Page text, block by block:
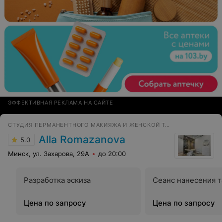
ЭФФЕКТИВНАЯ РЕКЛАМА НА САЙТЕ
СТУДИЯ ПЕРМАНЕНТНОГО МАКИЯЖА И ЖЕНСКОЙ ТАТУИРОВКИ
5.0 Alla Romazanova
Минск, ул. Захарова, 29А до 20:00
Разработка эскиза
Цена по запросу
Сеанс нанесения
Цена по запросу